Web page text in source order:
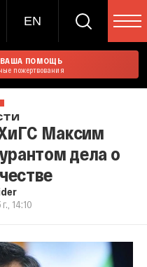
EN
ПОМОЩЬ
пожертвования
Максим
дела о
14:10